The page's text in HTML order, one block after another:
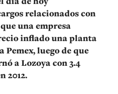
relacionados con
una empresa
inflado una planta
luego de que
a Lozoya con 3.4
2012.